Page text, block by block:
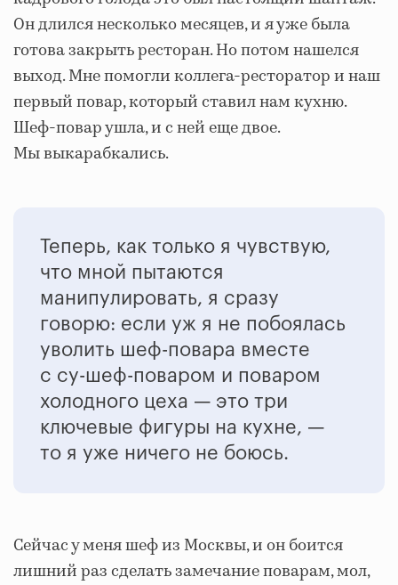
Он длился несколько месяцев, и я уже была
готова закрыть ресторан. Но потом нашелся
выход. Мне помогли коллега-ресторатор и наш
первый повар, который ставил нам кухню.
Шеф-повар ушла, и с ней еще двое.
Мы выкарабкались.
Теперь, как только я чувствую,
что мной пытаются
манипулировать, я сразу
говорю: если уж я не побоялась
уволить шеф-повара вместе
с су-шеф-поваром и поваром
холодного цеха — это три
ключевые фигуры на кухне, —
то я уже ничего не боюсь.
Сейчас у меня шеф из Москвы, и он боится
лишний раз сделать замечание поварам, мол,